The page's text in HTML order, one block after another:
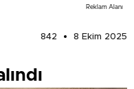
Reklam Alanı
842
8 Ekim 2025